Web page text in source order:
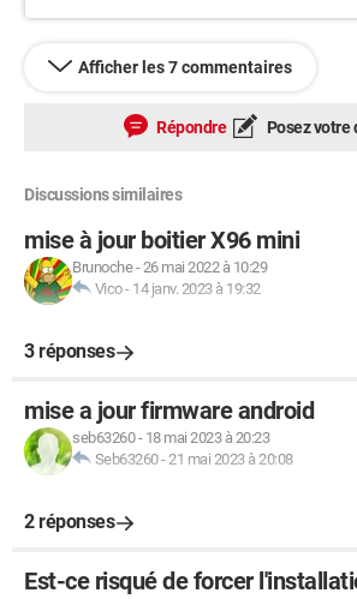
Afficher les 7 commentaires
Répondre Posez votre
Discussions similaires
mise à jour boitier X96 mini
Brunoche-26 mai 2022 à 10:29
Vico- 14 janv. 2023 à 19:32
3 réponses
mise a jour firmware android
seb63260- 18 mai 2023 à 20:23
Seb63260-21 mai 2023 à 20:08
2 réponses
Est-ce risqué de forcer